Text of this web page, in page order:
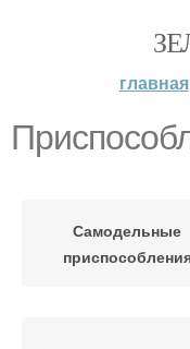
главная
Самодельные